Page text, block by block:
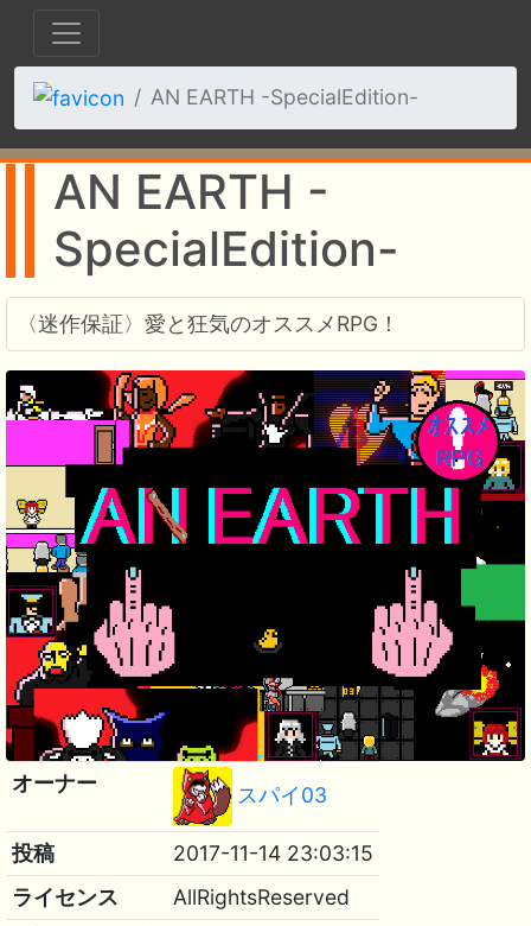
AN EARTH -SpecialEdition-
AN EARTH -
SpecialEdition-
〈迷作保証〉愛と狂気のオススメRPG！
オーナー スパイ03
投稿
2017-11-14 23:03:15
ライセンス
AllRightsReserved